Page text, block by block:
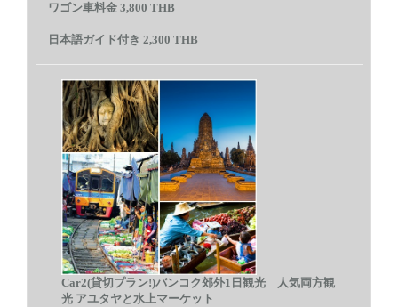
ワゴン車料金 3,800 THB
日本語ガイド付き 2,300 THB
Car2(貸切プラン!)バンコク郊外1日観光 人気両方観
光 アユタヤと水上マーケット